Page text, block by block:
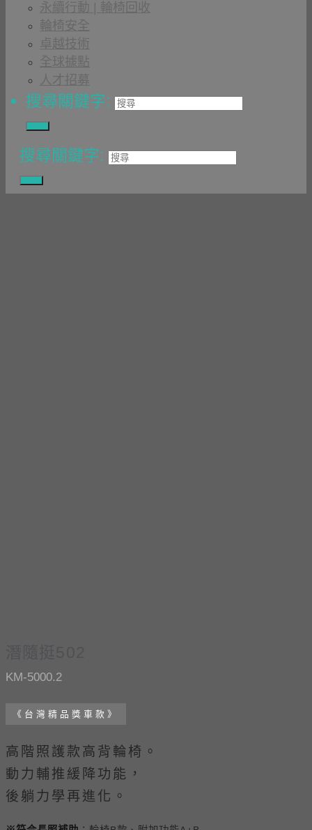
永續行動 | 輪椅回收
輪椅安全
卓越技術
全球據點
人才招募
搜尋關鍵字:
搜尋關鍵字:
KM-5000.2
《台灣精品獎車款》
高階照護款高背輪椅。
動力輔推緩降功能，
後躺力學再進化。